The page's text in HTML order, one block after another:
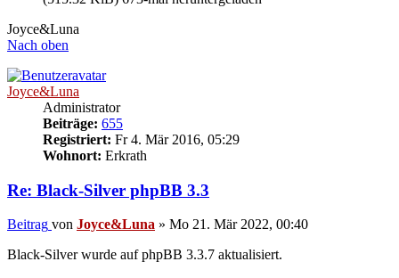
Joyce&Luna
Nach oben
Joyce&Luna
Administrator
Beiträge: 655
Registriert: Fr 4. Mär 2016, 05:29
Wohnort: Erkrath
Re: Black-Silver phpBB 3.3
Beitrag von Joyce&Luna » Mo 21. Mär 2022, 00:40
Black-Silver wurde auf phpBB 3.3.7 aktualisiert.